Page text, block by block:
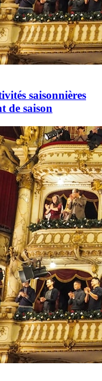
saisonnières
de saison